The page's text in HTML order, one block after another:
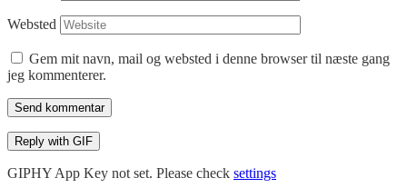
Websted
Gem mit navn, mail og websted i denne browser til næste gang
jeg kommenterer.
Send kommentar
Reply with GIF
GIPHY App Key not set. Please check settings